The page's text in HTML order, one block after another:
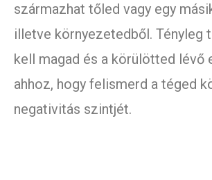
származhat tőled vagy egy
illetve környezetedből. Tényleg
kell magad és a körülötted lévő
ahhoz, hogy felismerd a téged
negativitás szintjét.